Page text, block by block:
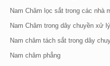
Nam Châm lọc sắt trong các nhà
Nam Châm trong dây chuyền xử
Nam châm tách sắt trong dây
Nam châm phẳng